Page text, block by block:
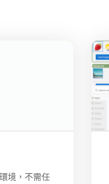
境，不需任